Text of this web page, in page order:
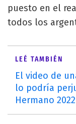
puesto en el
todos los
LEÉ TAMBIÉN
El video de
lo podría
Hermano 2022